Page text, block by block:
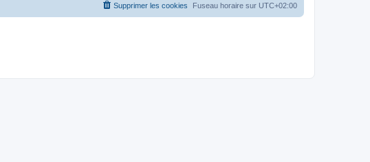
Fuseau horaire sur UTC+02:00
Supprimer les cookies